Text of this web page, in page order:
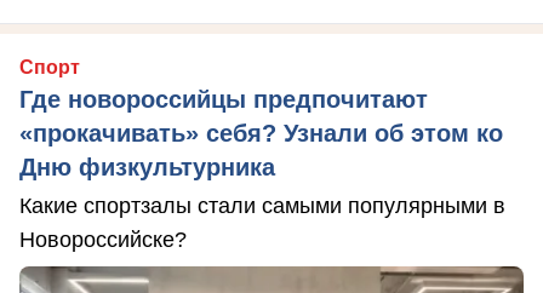
Спорт
Где новороссийцы предпочитают
«прокачивать» себя? Узнали об этом ко
Дню физкультурника
Какие спортзалы стали самыми популярными в
Новороссийске?